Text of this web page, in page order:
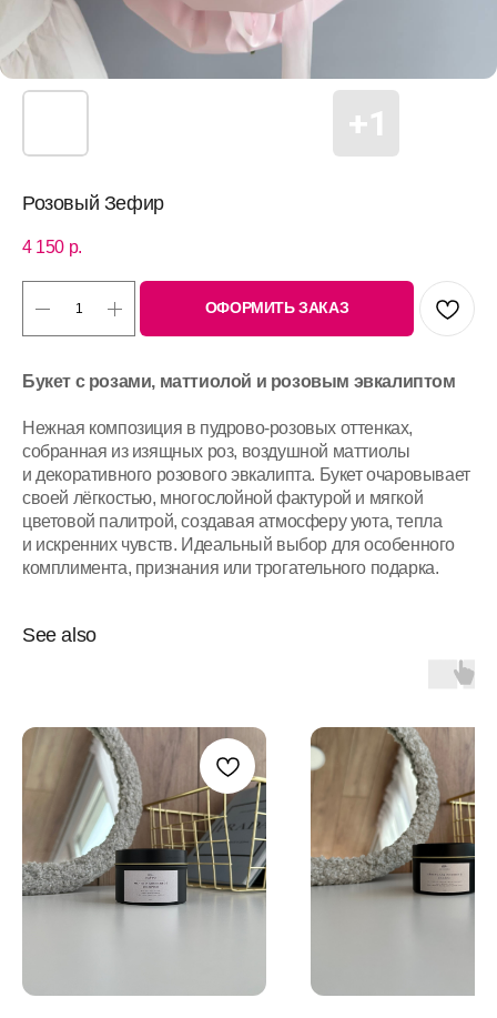
Розовый Зефир
4 150 р.
ОФОРМИТЬ ЗАКАЗ
Букет с розами, маттиолой и розовым эвкалиптом
Нежная композиция в пудрово-розовых оттенках,
собранная из изящных роз, воздушной маттиолы
и декоративного розового эвкалипта. Букет очаровывает
своей лёгкостью, многослойной фактурой и мягкой
цветовой палитрой, создавая атмосферу уюта, тепла
и искренних чувств. Идеальный выбор для особенного
комплимента, признания или трогательного подарка.
See also